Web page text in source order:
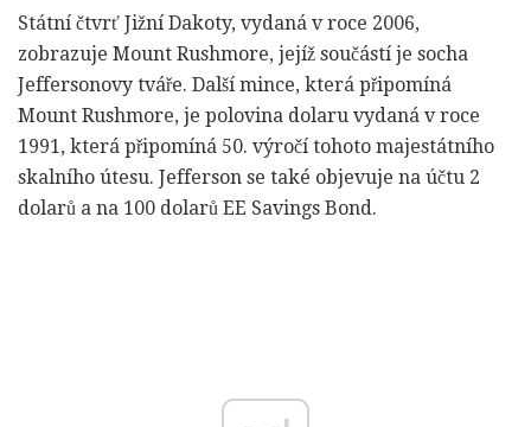
Státní čtvrť Jižní Dakoty, vydaná v roce 2006,
zobrazuje Mount Rushmore, jejíž součástí je socha
Jeffersonovy tváře. Další mince, která připomíná
Mount Rushmore, je polovina dolaru vydaná v roce
1991, která připomíná 50. výročí tohoto majestátního
skalního útesu. Jefferson se také objevuje na účtu 2
dolarů a na 100 dolarů EE Savings Bond.